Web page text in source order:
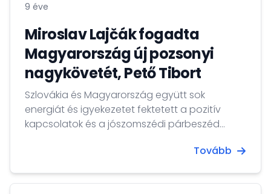
és Guller Zoltán, a Magyar Turisztikai
Ügynökség vezérigazgatója tartott az
Országház Vadásztermében 2017. augusztus
10-én.
9 éve
Miroslav Lajčák fogadta
Magyarország új pozsonyi
nagykövetét, Pető Tibort
Szlovákia és Magyarország együtt sok
energiát és igyekezetet fektetett a pozitív
kapcsolatok és a jószomszédi párbeszéd
eredményei mindkét fél és mindkét állam
Lajčák külügyminiszter nyilatkozta, miután
Tovább